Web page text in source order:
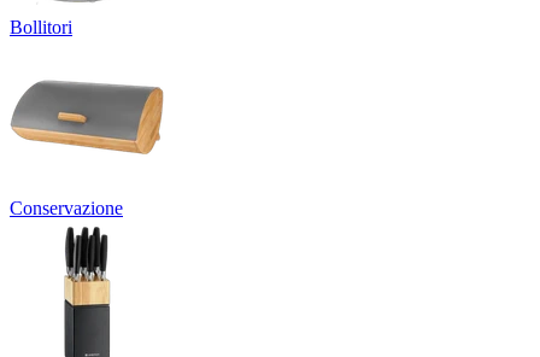
Bollitori
Conservazione